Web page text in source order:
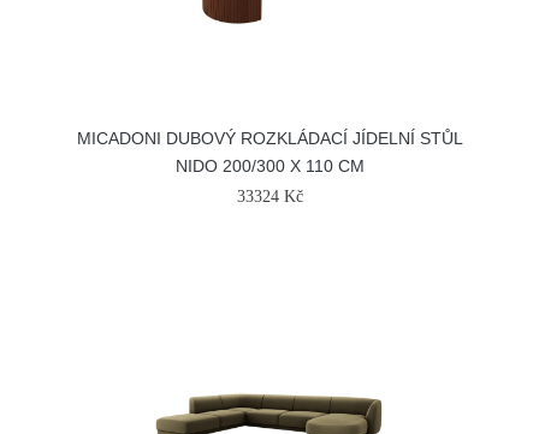
MICADONI DUBOVÝ ROZKLÁDACÍ JÍDELNÍ STŮL
NIDO 200/300 X 110 CM
33324 Kč